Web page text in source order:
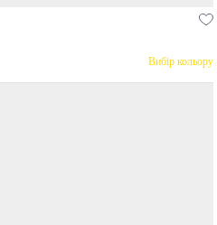
Вибір кольору